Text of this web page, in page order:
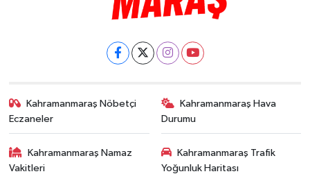
Kahramanmaraş Nöbetçi
Eczaneler
Kahramanmaraş Hava
Durumu
Kahramanmaraş Namaz
Vakitleri
Kahramanmaraş Trafik
Yoğunluk Haritası